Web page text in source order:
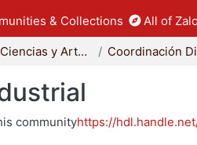
& Collections All of
División de Ciencias y Artes para el Diseño
communityhttps://